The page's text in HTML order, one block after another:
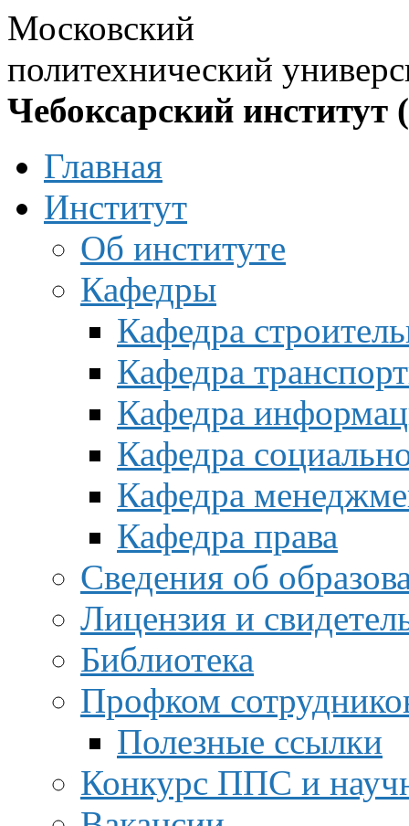
Московский
политехнический
Чебоксарский институт
Главная
Институт
Об институте
Кафедры
Кафедра
Кафедра
Кафедра
Кафедра
Кафедра
Кафедра права
Сведения об
Лицензия и
Библиотека
Профком
Полезные ссылки
Конкурс ППС и